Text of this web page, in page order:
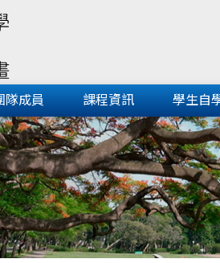
隊成員 課程資訊 學生自